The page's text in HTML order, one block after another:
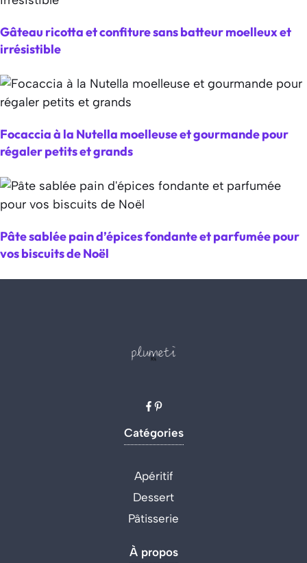
Gâteau ricotta et confiture sans batteur moelleux et
irrésistible
Focaccia à la Nutella moelleuse et gourmande pour
régaler petits et grands
Pâte sablée pain d’épices fondante et parfumée pour
vos biscuits de Noël
Catégories
Apéritif
Dessert
Pâtisserie
À propos